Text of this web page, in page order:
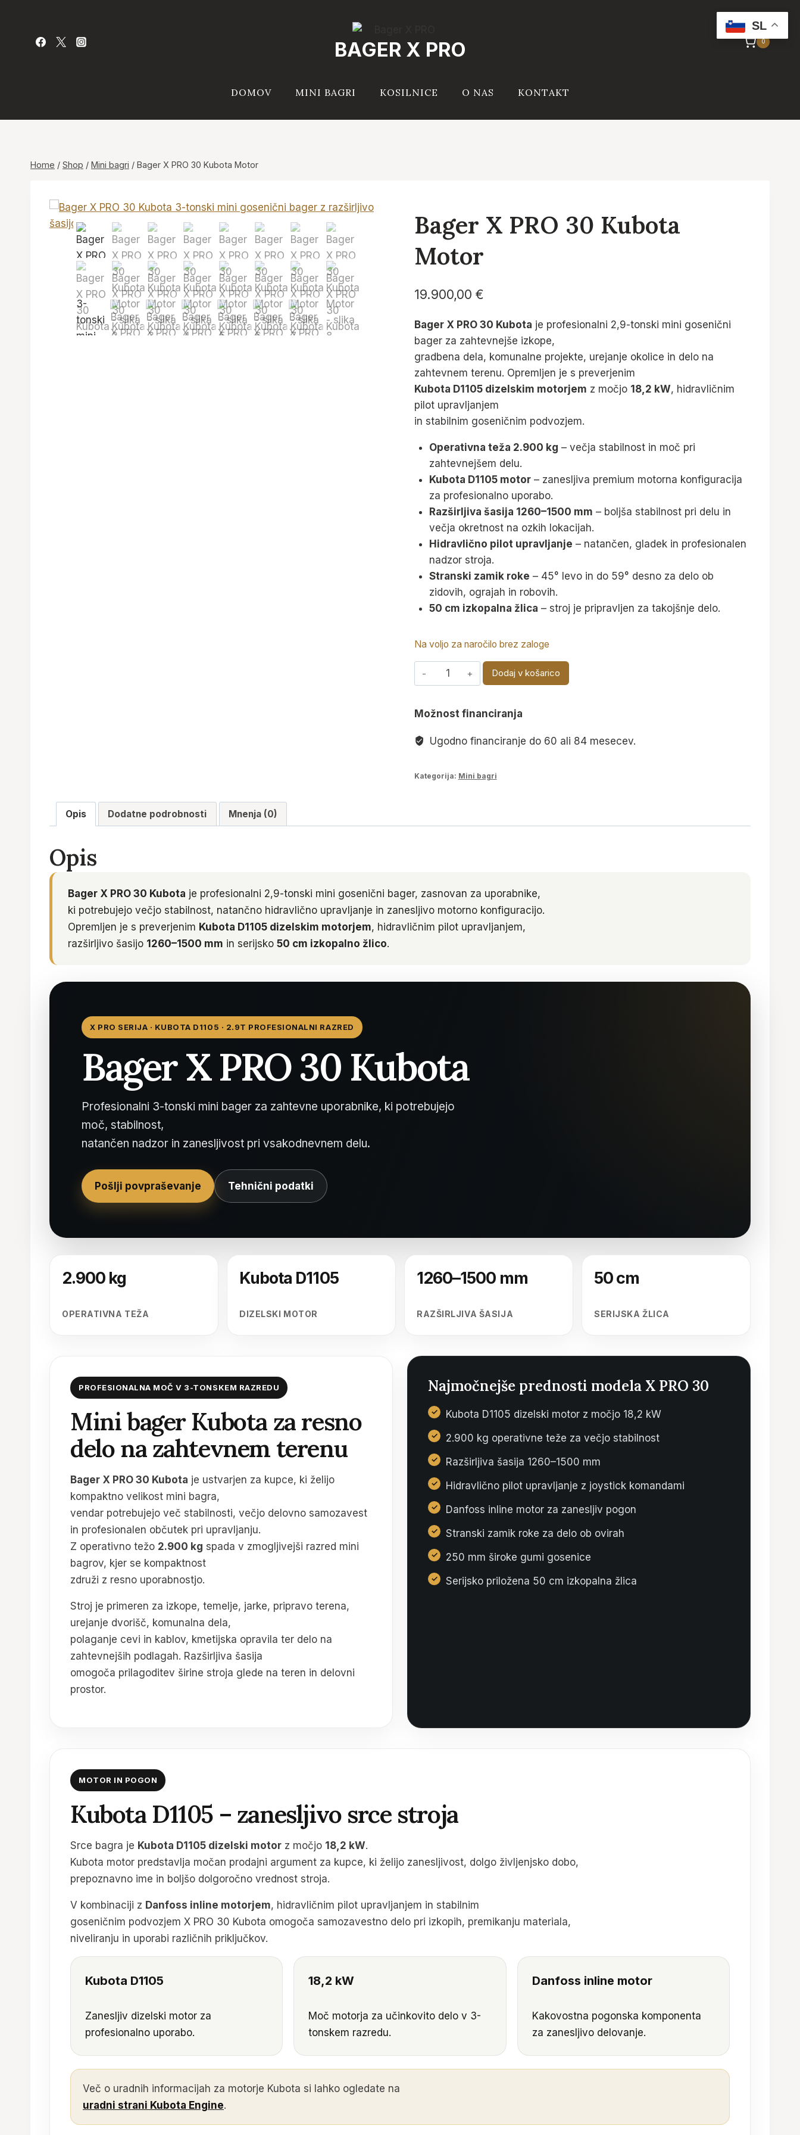
content
BAGER X PRO 0
DOMOV MINI BAGRI KOSILNICE O NAS KONTAKT
Home / Shop / Mini bagri / Bager X PRO 30 Kubota Motor
Bager X PRO 30 Kubota
Motor
19.900,00 €
Bager X PRO 30 Kubota je profesionalni 2,9-tonski mini gosenični
bager za zahtevnejše izkope,
gradbena dela, komunalne projekte, urejanje okolice in delo na
zahtevnem terenu. Opremljen je s preverjenim
Kubota D1105 dizelskim motorjem z močjo 18,2 kW, hidravličnim
pilot upravljanjem
in stabilnim goseničnim podvozjem.
Operativna teža 2.900 kg – večja stabilnost in moč pri
zahtevnejšem delu.
Kubota D1105 motor – zanesljiva premium motorna konfiguracija
za profesionalno uporabo.
Razširljiva šasija 1260–1500 mm – boljša stabilnost pri delu in
večja okretnost na ozkih lokacijah.
Hidravlično pilot upravljanje – natančen, gladek in profesionalen
nadzor stroja.
Stranski zamik roke – 45° levo in do 59° desno za delo ob
zidovih, ograjah in robovih.
50 cm izkopalna žlica – stroj je pripravljen za takojšnje delo.
Na voljo za naročilo brez zaloge
Bager
X
30
Motor
Dodaj v košarico
Možnost financiranja
Ugodno financiranje do 60 ali 84 mesecev.
Kategorija: Mini bagri
Opis Dodatne podrobnosti Mnenja (0)
Opis
Bager X PRO 30 Kubota je profesionalni 2,9-tonski mini gosenični bager, zasnovan za uporabnike,
ki potrebujejo večjo stabilnost, natančno hidravlično upravljanje in zanesljivo motorno konfiguracijo.
Opremljen je s preverjenim Kubota D1105 dizelskim motorjem, hidravličnim pilot upravljanjem,
razširljivo šasijo 1260–1500 mm in serijsko 50 cm izkopalno žlico.
X PRO SERIJA · KUBOTA D1105 · 2.9T PROFESIONALNI RAZRED
Bager X PRO 30 Kubota
Profesionalni 3-tonski mini bager za zahtevne uporabnike, ki potrebujejo
moč, stabilnost,
natančen nadzor in zanesljivost pri vsakodnevnem delu.
Pošlji povpraševanje Tehnični podatki
2.900 kg
OPERATIVNA TEŽA
Kubota D1105
DIZELSKI MOTOR
1260–1500 mm
RAZŠIRLJIVA ŠASIJA
50 cm
SERIJSKA ŽLICA
PROFESIONALNA MOČ V 3-TONSKEM RAZREDU
Mini bager Kubota za resno
delo na zahtevnem terenu
Bager X PRO 30 Kubota je ustvarjen za kupce, ki želijo
kompaktno velikost mini bagra,
vendar potrebujejo več stabilnosti, večjo delovno samozavest
in profesionalen občutek pri upravljanju.
Z operativno težo 2.900 kg spada v zmogljivejši razred mini
bagrov, kjer se kompaktnost
združi z resno uporabnostjo.
Stroj je primeren za izkope, temelje, jarke, pripravo terena,
urejanje dvorišč, komunalna dela,
polaganje cevi in kablov, kmetijska opravila ter delo na
zahtevnejših podlagah. Razširljiva šasija
omogoča prilagoditev širine stroja glede na teren in delovni
prostor.
Najmočnejše prednosti modela X PRO 30
Kubota D1105 dizelski motor z močjo 18,2 kW
2.900 kg operativne teže za večjo stabilnost
Razširljiva šasija 1260–1500 mm
Hidravlično pilot upravljanje z joystick komandami
Danfoss inline motor za zanesljiv pogon
Stranski zamik roke za delo ob ovirah
250 mm široke gumi gosenice
Serijsko priložena 50 cm izkopalna žlica
MOTOR IN POGON
Kubota D1105 – zanesljivo srce stroja
Srce bagra je Kubota D1105 dizelski motor z močjo 18,2 kW.
Kubota motor predstavlja močan prodajni argument za kupce, ki želijo zanesljivost, dolgo življenjsko dobo,
prepoznavno ime in boljšo dolgoročno vrednost stroja.
V kombinaciji z Danfoss inline motorjem, hidravličnim pilot upravljanjem in stabilnim
goseničnim podvozjem X PRO 30 Kubota omogoča samozavestno delo pri izkopih, premikanju materiala,
niveliranju in uporabi različnih priključkov.
Kubota D1105
Zanesljiv dizelski motor za
profesionalno uporabo.
18,2 kW
Moč motorja za učinkovito delo v 3-
tonskem razredu.
Danfoss inline motor
Kakovostna pogonska komponenta
za zanesljivo delovanje.
Več o uradnih informacijah za motorje Kubota si lahko ogledate na
uradni strani Kubota Engine.
SL